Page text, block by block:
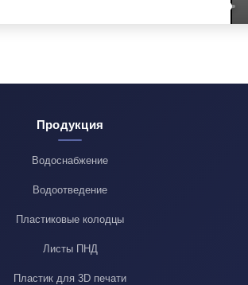
Продукция
Водоснабжение
Водоотведение
Пластиковые колодцы
Листы ПНД
Пластик для 3D печати